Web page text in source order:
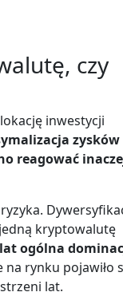
czy
inwestycji
zysków
reagować
kryptowalutę
ogólna
na rynku pojawiło
lat.